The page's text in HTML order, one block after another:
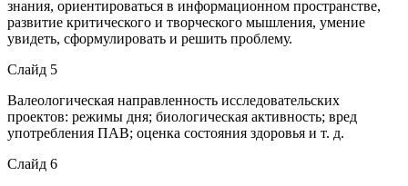
знания, ориентироваться в информационном пространстве,
развитие критического и творческого мышления, умение
увидеть, сформулировать и решить проблему.
Слайд 5
Валеологическая направленность исследовательских
проектов: режимы дня; биологическая активность; вред
употребления ПАВ; оценка состояния здоровья и т. д.
Слайд 6